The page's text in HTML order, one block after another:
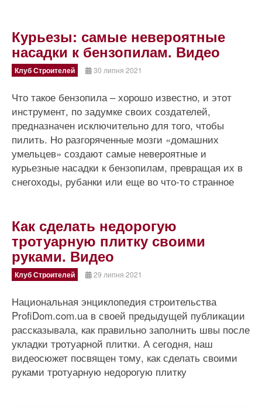
Курьезы: самые невероятные
насадки к бензопилам. Видео
Клуб Строителей 30 липня 2021
Что такое бензопила – хорошо известно, и этот
инструмент, по задумке своих создателей,
предназначен исключительно для того, чтобы
пилить. Но разгоряченные мозги «домашних
умельцев» создают самые невероятные и
курьезные насадки к бензопилам, превращая их в
снегоходы, рубанки или еще во что-то странное
Как сделать недорогую
тротуарную плитку своими
руками. Видео
Клуб Строителей 29 липня 2021
Национальная энциклопедия строительства
ProfiDom.com.ua в своей предыдущей публикации
рассказывала, как правильно заполнить швы после
укладки тротуарной плитки. А сегодня, наш
видеосюжет посвящен тому, как сделать своими
руками тротуарную недорогую плитку